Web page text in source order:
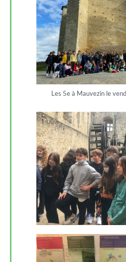
Les 5e à Mauvezin le